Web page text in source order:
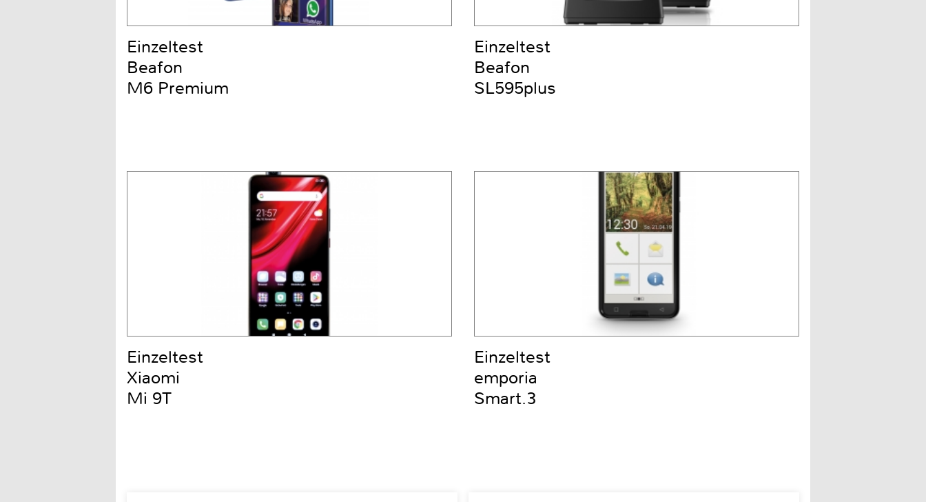
Einzeltest
Beafon
M6 Premium
Einzeltest
Beafon
SL595plus
Einzeltest
Xiaomi
Mi 9T
Einzeltest
emporia
Smart.3